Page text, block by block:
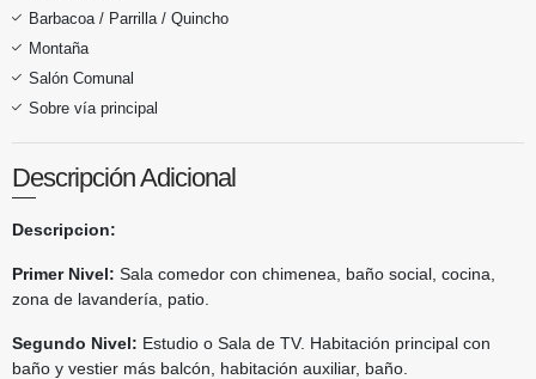
Barbacoa / Parrilla / Quincho
Montaña
Salón Comunal
Sobre vía principal
Descripción Adicional
Descripcion:
Primer Nivel: Sala comedor con chimenea, baño social, cocina,
zona de lavandería, patio.
Segundo Nivel: Estudio o Sala de TV. Habitación principal con
baño y vestier más balcón, habitación auxiliar, baño.